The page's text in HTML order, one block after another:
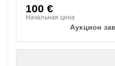
100€
Начальная цена
Аукцион